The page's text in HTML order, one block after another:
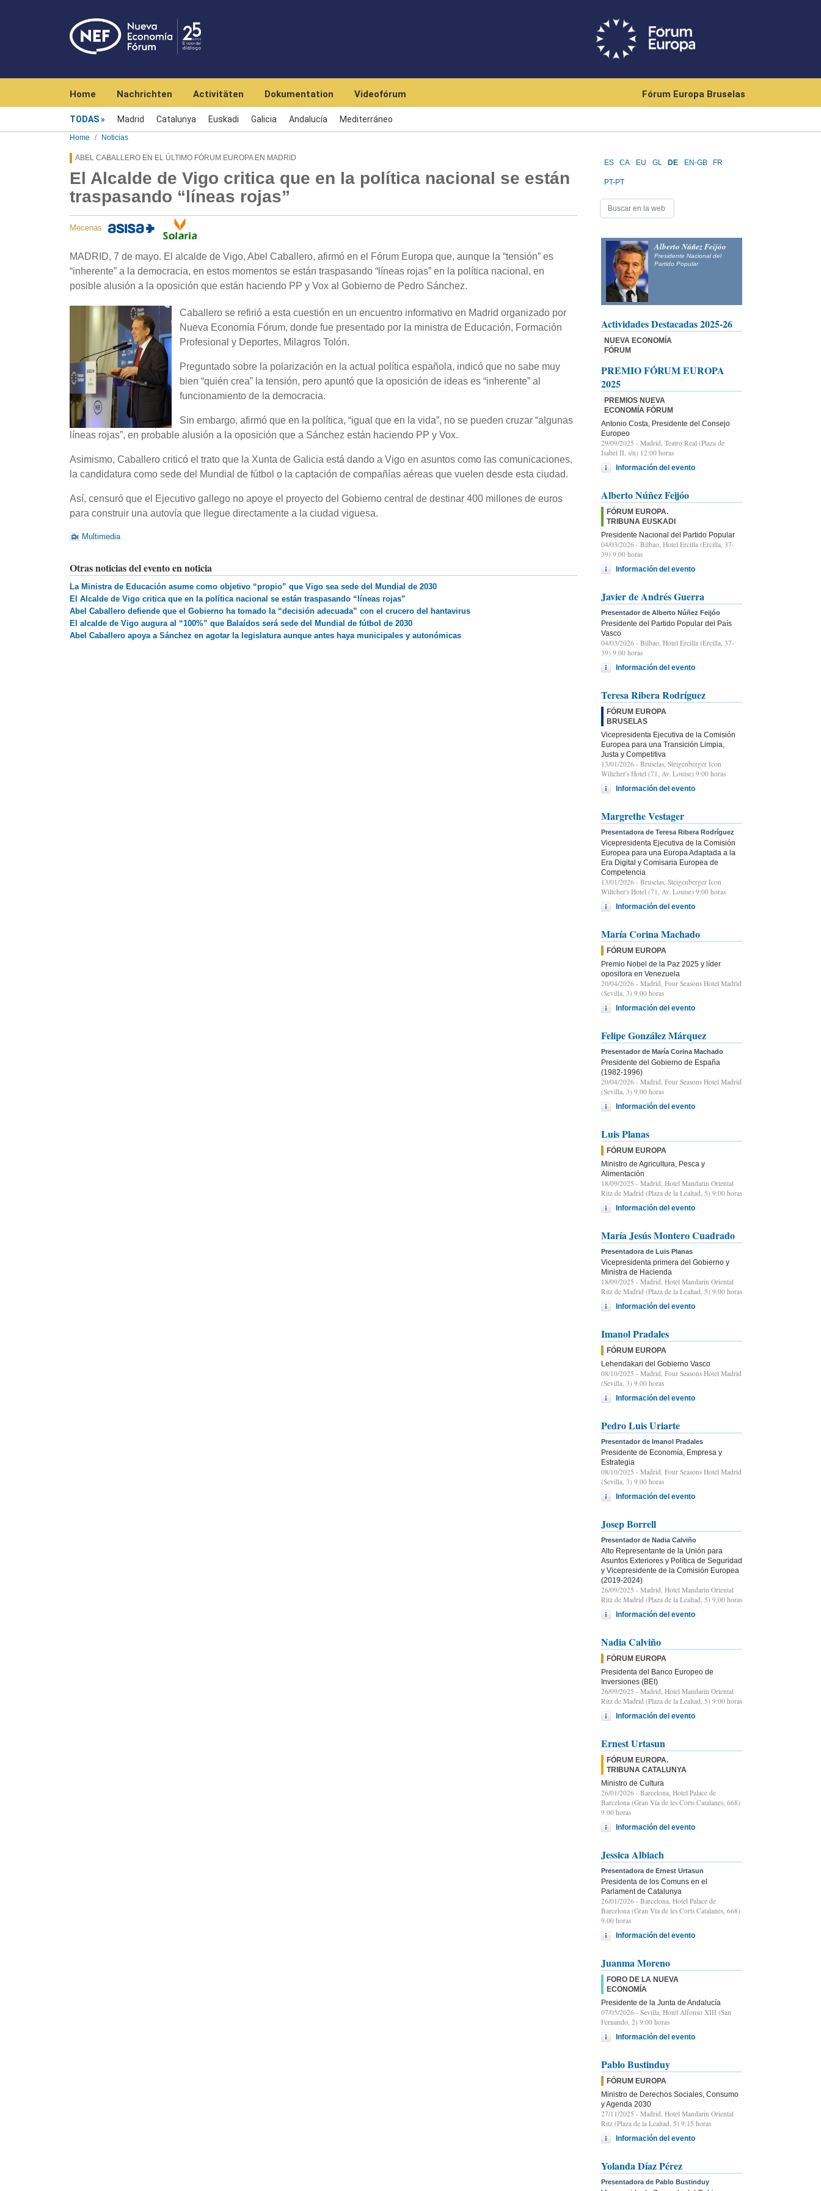
Home Nachrichten Activitäten Dokumentation Videofórum Fórum Europa Bruselas
TODAS Madrid Catalunya Euskadi Galicia Andalucía Mediterráneo
Home Noticias
ABEL CABALLERO EN EL ÚLTIMO FÓRUM EUROPA EN MADRID
El Alcalde de Vigo critica que en la política nacional se están
traspasando “líneas rojas”
Mecenas
MADRID, 7 de mayo. El alcalde de Vigo, Abel Caballero, afirmó en el Fórum Europa que, aunque la “tensión” es
“inherente” a la democracia, en estos momentos se están traspasando “líneas rojas” en la política nacional, en
posible alusión a la oposición que están haciendo PP y Vox al Gobierno de Pedro Sánchez.
Caballero se refirió a esta cuestión en un encuentro informativo en Madrid organizado por
Nueva Economía Fórum, donde fue presentado por la ministra de Educación, Formación
Profesional y Deportes, Milagros Tolón.
Preguntado sobre la polarización en la actual política española, indicó que no sabe muy
bien “quién crea” la tensión, pero apuntó que la oposición de ideas es “inherente” al
funcionamiento de la democracia.
Sin embargo, afirmó que en la política, “igual que en la vida”, no se pueden cruzar “algunas
líneas rojas”, en probable alusión a la oposición que a Sánchez están haciendo PP y Vox.
Asimismo, Caballero criticó el trato que la Xunta de Galicia está dando a Vigo en asuntos como las comunicaciones,
la candidatura como sede del Mundial de fútbol o la captación de compañías aéreas que vuelen desde esta ciudad.
Así, censuró que el Ejecutivo gallego no apoye el proyecto del Gobierno central de destinar 400 millones de euros
para construir una autovía que llegue directamente a la ciudad viguesa.
Multimedia
Otras noticias del evento en noticia
La Ministra de Educación asume como objetivo “propio” que Vigo sea sede del Mundial de 2030
El Alcalde de Vigo critica que en la política nacional se están traspasando “líneas rojas”
Abel Caballero defiende que el Gobierno ha tomado la “decisión adecuada” con el crucero del hantavirus
El alcalde de Vigo augura al “100%” que Balaídos será sede del Mundial de fútbol de 2030
Abel Caballero apoya a Sánchez en agotar la legislatura aunque antes haya municipales y autonómicas
ES CA EU GL DE EN-GB FR
PT-PT
Alberto Núñez Feijóo
Presidente Nacional del
Partido Popular
Actividades Destacadas 2025-26
NUEVA ECONOMÍA
FÓRUM
PREMIO FÓRUM EUROPA
2025
PREMIOS NUEVA
ECONOMÍA FÓRUM
Antonio Costa, Presidente del Consejo
Europeo
29/09/2025 - Madrid, Teatro Real (Plaza de
Isabel II, s/n) 12:00 horas
Información del evento
Alberto Núñez Feijóo
FÓRUM EUROPA.
TRIBUNA EUSKADI
Presidente Nacional del Partido Popular
04/03/2026 - Bilbao, Hotel Ercilla (Ercilla, 37-
39) 9:00 horas
Información del evento
Javier de Andrés Guerra
Presentador de Alberto Núñez Feijóo
Presidente del Partido Popular del País
Vasco
04/03/2026 - Bilbao, Hotel Ercilla (Ercilla, 37-
39) 9:00 horas
Información del evento
Teresa Ribera Rodríguez
FÓRUM EUROPA
BRUSELAS
Vicepresidenta Ejecutiva de la Comisión
Europea para una Transición Limpia,
Justa y Competitiva
13/01/2026 - Bruselas, Steigenberger Icon
Wiltcher's Hotel (71, Av. Louise) 9:00 horas
Información del evento
Margrethe Vestager
Presentadora de Teresa Ribera Rodríguez
Vicepresidenta Ejecutiva de la Comisión
Europea para una Europa Adaptada a la
Era Digital y Comisaria Europea de
Competencia
13/01/2026 - Bruselas, Steigenberger Icon
Wiltcher's Hotel (71, Av. Louise) 9:00 horas
Información del evento
María Corina Machado
FÓRUM EUROPA
Premio Nobel de la Paz 2025 y líder
opositora en Venezuela
20/04/2026 - Madrid, Four Seasons Hotel Madrid
(Sevilla, 3) 9.00 horas
Información del evento
Felipe González Márquez
Presentador de María Corina Machado
Presidente del Gobierno de España
(1982-1996)
20/04/2026 - Madrid, Four Seasons Hotel Madrid
(Sevilla, 3) 9.00 horas
Información del evento
Luis Planas
FÓRUM EUROPA
Ministro de Agricultura, Pesca y
Alimentación
18/09/2025 - Madrid, Hotel Mandarin Oriental
Ritz de Madrid (Plaza de la Lealtad, 5) 9:00 horas
Información del evento
María Jesús Montero Cuadrado
Presentadora de Luis Planas
Vicepresidenta primera del Gobierno y
Ministra de Hacienda
18/09/2025 - Madrid, Hotel Mandarin Oriental
Ritz de Madrid (Plaza de la Lealtad, 5) 9:00 horas
Información del evento
Imanol Pradales
FÓRUM EUROPA
Lehendakari del Gobierno Vasco
08/10/2025 - Madrid, Four Seasons Hotel Madrid
(Sevilla, 3) 9.00 horas
Información del evento
Pedro Luis Uriarte
Presentador de Imanol Pradales
Presidente de Economía, Empresa y
Estrategia
08/10/2025 - Madrid, Four Seasons Hotel Madrid
(Sevilla, 3) 9.00 horas
Información del evento
Josep Borrell
Presentador de Nadia Calviño
Alto Representante de la Unión para
Asuntos Exteriores y Política de Seguridad
y Vicepresidente de la Comisión Europea
(2019-2024)
26/09/2025 - Madrid, Hotel Mandarin Oriental
Ritz de Madrid (Plaza de la Lealtad, 5) 9:00 horas
Información del evento
Nadia Calviño
FÓRUM EUROPA
Presidenta del Banco Europeo de
Inversiones (BEI)
26/09/2025 - Madrid, Hotel Mandarin Oriental
Ritz de Madrid (Plaza de la Lealtad, 5) 9:00 horas
Información del evento
Ernest Urtasun
FÓRUM EUROPA.
TRIBUNA CATALUNYA
Ministro de Cultura
26/01/2026 - Barcelona, Hotel Palace de
Barcelona (Gran Vía de les Corts Catalanes, 668)
9.00 horas
Información del evento
Jessica Albiach
Presentadora de Ernest Urtasun
Presidenta de los Comuns en el
Parlament de Catalunya
26/01/2026 - Barcelona, Hotel Palace de
Barcelona (Gran Vía de les Corts Catalanes, 668)
9.00 horas
Información del evento
Juanma Moreno
FORO DE LA NUEVA
ECONOMÍA
Presidente de la Junta de Andalucía
07/05/2026 - Sevilla, Hotel Alfonso XIII (San
Fernando, 2) 9:00 horas
Información del evento
Pablo Bustinduy
FÓRUM EUROPA
Ministro de Derechos Sociales, Consumo
y Agenda 2030
27/11/2025 - Madrid, Hotel Mandarin Oriental
Ritz (Plaza de la Lealtad, 5) 9:15 horas
Información del evento
Yolanda Díaz Pérez
Presentadora de Pablo Bustinduy